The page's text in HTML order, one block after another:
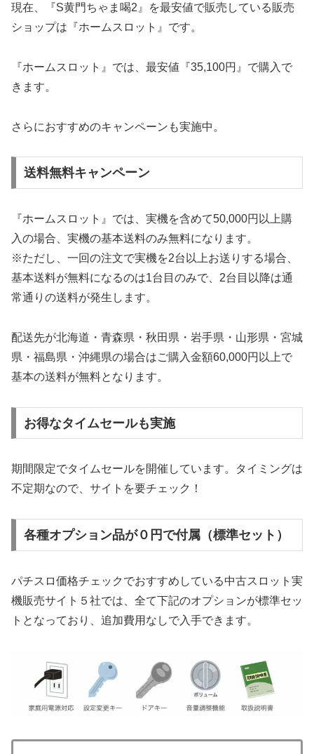
現在、『S黄門ちゃま喝2』を最安値で販売している販売
ショップは『ホームスロット』です。
『ホームスロット』では、最安値『35,100円』で購入で
きます。
さらにおすすめのキャンペーンも実施中。
送料無料キャンペーン
『ホームスロット』では、実機を含めて50,000円以上購
入の場合、実機の基本送料のみ無料になります。
※ただし、一回の注文で実機を2台以上お送りする場合、
基本送料が無料になるのは1台目のみで、2台目以降は通
常通りの送料が発生します。
配送先が北海道・青森県・秋田県・岩手県・山形県・宮城
県・福島県・沖縄県の場合はご購入金額60,000円以上で
基本の送料が無料となります。
お得なタイムセールも実施
期間限定でタイムセールを開催しています。タイミングは
不定期なので、サイトを要チェック！
各種オプション品が０円で付属（標準セット）
パチスロ価格チェックでおすすめしている中古スロット実
機販売サイト５社では、全て下記のオプションが標準セッ
トとなっており、追加費用なしで入手できます。